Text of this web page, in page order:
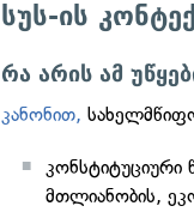
სუს-ის
რა არის ამ
კანონით,
კონსტიტუციური
მთლიანობის,